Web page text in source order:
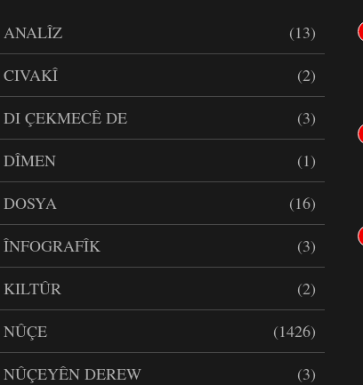
ANALÎZ
(13)
CIVAKÎ
(2)
DI ÇEKMECÊ DE
(3)
DÎMEN
(1)
DOSYA
(16)
ÎNFOGRAFÎK
(3)
KILTÛR
(2)
NÛÇE
(1426)
NÛÇEYÊN DEREW
(3)